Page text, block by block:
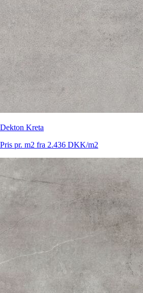
Dekton Kreta
Pris pr. m2 fra 2.436 DKK/m2